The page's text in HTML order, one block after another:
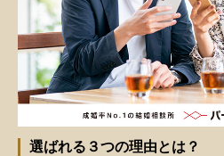
選ばれる３つの理由とは？